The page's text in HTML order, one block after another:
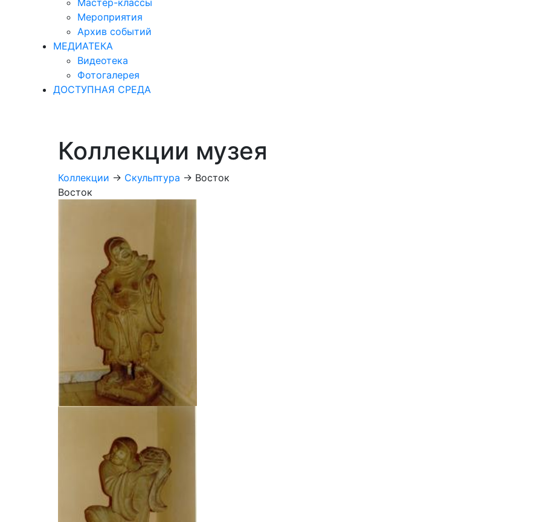
Мастер-классы
Мероприятия
Архив событий
МЕДИАТЕКА
Видеотека
Фотогалерея
ДОСТУПНАЯ СРЕДА
Коллекции музея
Коллекции -> Скульптура -> Восток
Восток